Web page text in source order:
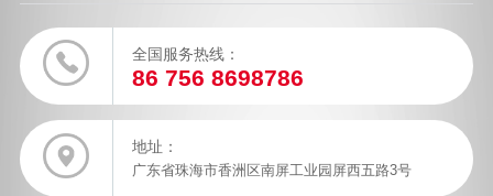
全国服务热线：
86 756 8698786
地址：
广东省珠海市香洲区南屏工业园屏西五路3号